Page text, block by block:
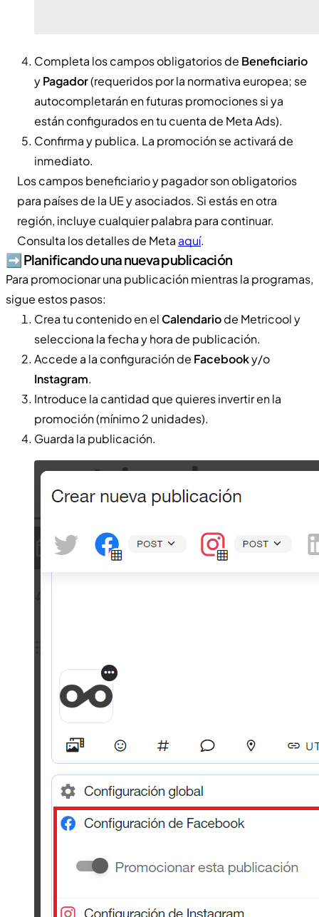
Completa los campos obligatorios de Beneficiario
yPagador(requeridos por la normativa europea; se
autocompletarán en futuras promociones si ya
están configurados en tu cuenta de Meta Ads).
Confirma y publica. La promoción se activará de
inmediato.
Los campos beneficiario y pagador son obligatorios
para países de la UE y asociados. Si estás en otra
región, incluye cualquier palabra para continuar.
Consulta los detalles de Meta aquí.
➡️​ Planificando una nueva publicación
Para promocionar una publicación mientras la programas,
sigue estos pasos:
Crea tu contenido en el Calendariode Metricool y
selecciona la fecha y hora de publicación.
Accede a la configuración de Facebooky/o
Instagram.
Introduce la cantidad que quieres invertir en la
promoción (mínimo 2 unidades).
Guarda la publicación.